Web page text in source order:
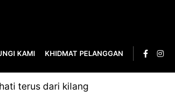
KAMI KHIDMAT PELANGGAN
terus dari kilang